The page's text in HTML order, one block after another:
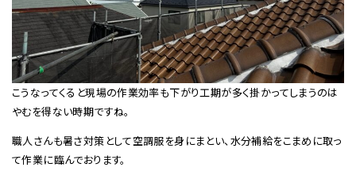
こうなってくると現場の作業効率も下がり工期が多く掛かってしまうのは
やむを得ない時期ですね。
職人さんも暑さ対策として空調服を身にまとい、水分補給をこまめに取っ
て作業に臨んでおります。